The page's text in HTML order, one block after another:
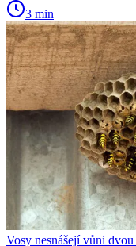
3 min
Vosy nesnášejí vůni